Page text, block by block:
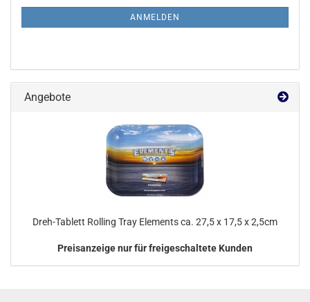
ANMELDEN
Angebote
Dreh-Tablett Rolling Tray Elements ca. 27,5 x 17,5 x 2,5cm
Preisanzeige nur für freigeschaltete Kunden